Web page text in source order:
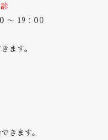
19：00
ます。
きます。